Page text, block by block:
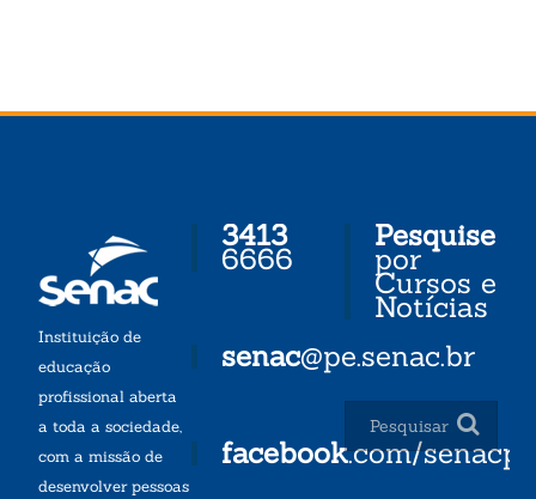
Instituição de
educação
profissional aberta
a toda a sociedade,
com a missão de
desenvolver pessoas
3413
6666
senac@pe.senac.br
facebook.com/senacpe
Pesquise
por
Cursos e
Notícias